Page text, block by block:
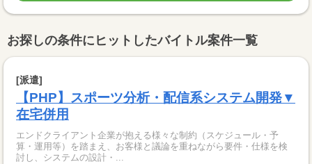
お探しの条件にヒットしたバイトル案件一覧
[派遣]
【PHP】スポーツ分析・配信系システム開発▼
在宅併用
エンドクライアント企業が抱える様々な制約（スケジュール・予
算・運用等）を踏まえ、お客様と議論を重ねながら要件・仕様を検
討し、システムの設計・...